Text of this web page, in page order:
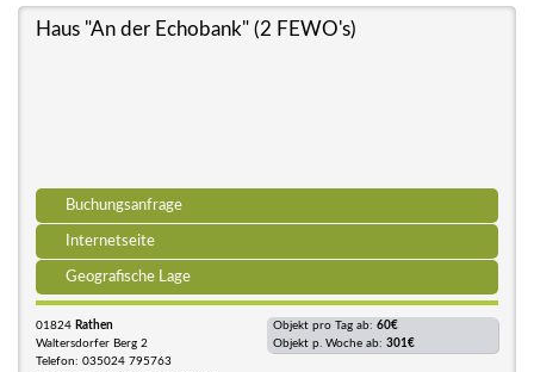
Haus "An der Echobank" (2 FEWO's)
Buchungsanfrage
Internetseite
Geografische Lage
01824 Rathen
Waltersdorfer Berg 2
Telefon: 035024 795763
Objekt pro Tag ab: 60€
Objekt p. Woche ab: 301€